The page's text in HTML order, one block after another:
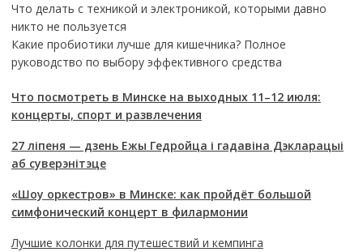
Что делать с техникой и электроникой, которыми давно
никто не пользуется
Какие пробиотики лучше для кишечника? Полное
руководство по выбору эффективного средства
Что посмотреть в Минске на выходных 11–12 июля:
концерты, спорт и развлечения
27 ліпеня — дзень Ежы Гедройца і гадавіна Дэкларацыі
аб суверэнітэце
«Шоу оркестров» в Минске: как пройдёт большой
симфонический концерт в филармонии
Лучшие колонки для путешествий и кемпинга